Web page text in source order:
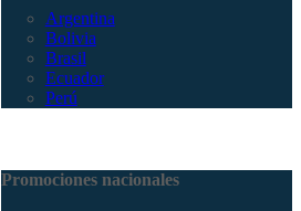
Argentina
Bolivia
Brasil
Ecuador
Perú
Promociones nacionales